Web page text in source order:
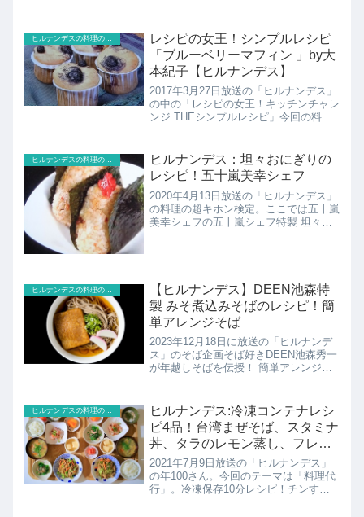
ヒルナンデスの料理のレシピ
レシピの女王！シンプルレシピ
「ブルーベリーマフィン 」by大
本紀子【ヒルナンデス】
2017年3月27日放送の「ヒルナンデス」
の中の「レシピの女王！キッチンチャレ
ンジ THEシンプルレシピ」今回の料理
表。そして、料理が苦手な女子が本当に
簡単かどうかを審査...
ヒルナンデスの料理のレシピ
ヒルナンデス：坦々おにぎりの
レシピ！五十嵐美幸シェフ
2020年4月13日放送の「ヒルナンデス」
の料理の超キホン検定。ここでは五十嵐
美幸シェフの五十嵐シェフ特製 坦々お
【ヒルナンデス】DEEN池森特
製 みそ煮込みそばのレシピ！簡
単アレンジそば
2023年12月18日に放送の「ヒルナンデ
ス」のそば企画そば好きDEEN池森秀一
が年越しそばを伝授！ 簡単アレンジそ
ヒルナンデスの料理のレシピ
ヒルナンデス:冷凍コンテナレシ
ピ4品！台湾まぜそば、スタミナ
丼、タラのレモン蒸し、フレン
チトースト：ろこさん
2021年7月9日放送の「ヒルナンデス」
の年100さん。今回のテーマは「料理代
行」。冷凍保存10分レシピ！チンする